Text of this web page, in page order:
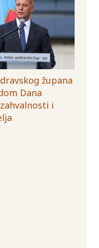
župana
Dana
i